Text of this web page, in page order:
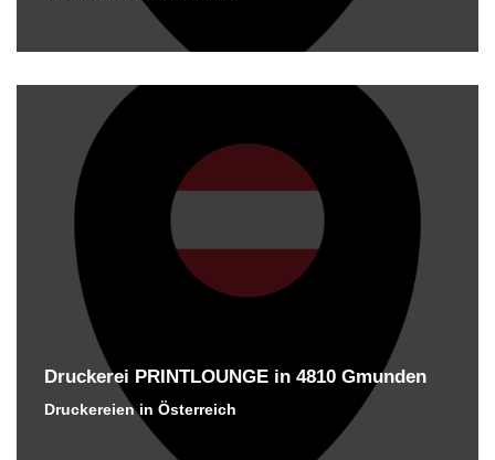
Druckerei PRINTLOUNGE in 4810 Gmunden
Druckereien in Österreich